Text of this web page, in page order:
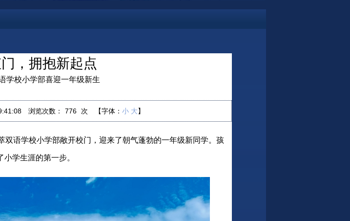
，拥抱新起点
校小学部喜迎一年级新生
浏览次数： 776 次 【字体： 小 大】
语学校小学部敞开校门，迎来了朝气蓬勃的一年级新同学。孩
学生涯的第一步。